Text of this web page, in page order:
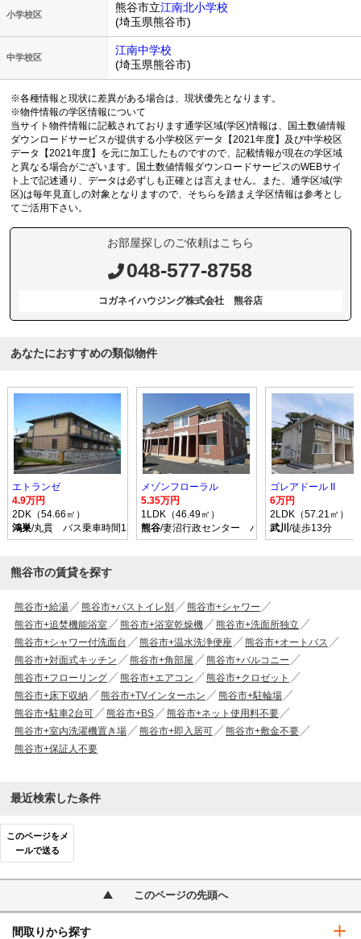
小学校区
熊谷市立江南北小学校
(埼玉県熊谷市)
中学校区
江南中学校
(埼玉県熊谷市)
※各種情報と現状に差異がある場合は、現状優先となります。
※物件情報の学区情報について
当サイト物件情報に記載されております通学区域(学区)情報は、国土数値情報
ダウンロードサービスが提供する小学校区データ【2021年度】及び中学校区
データ【2021年度】を元に加工したものですので、記載情報が現在の学区域
と異なる場合がございます。国土数値情報ダウンロードサービスのWEBサイ
ト上で記述通り、データは必ずしも正確とは言えません。また、通学区域(学
区)は毎年見直しの対象となりますので、そちらを踏まえ学区情報は参考とし
てご活用下さい。
お部屋探しのご依頼はこちら
048-577-8758
コガネイハウジング株式会社 熊谷店
あなたにおすすめの類似物件
エトランゼ
4.9万円
2DK（54.66㎡）
鴻巣/丸貫 バス乗車時間13分 停歩5分
メゾンフローラル
5.35万円
1LDK（46.49㎡）
熊谷/妻沼行政センター バス乗車時間34分 停歩
ゴレアドール II
6万円
2LDK（57.21㎡）
武川 /徒歩13分
熊谷市の賃貸を探す
熊谷市+給湯 熊谷市+バストイレ別
熊谷市+シャワー
熊谷市+追焚機能浴室
熊谷市+浴室乾燥機
熊谷市+洗面所独立
熊谷市+シャワー付洗面台
熊谷市+温水洗浄便座
熊谷市+オートバス
熊谷市+対面式キッチン
熊谷市+角部屋
熊谷市+バルコニー
熊谷市+フローリング
熊谷市+エアコン
熊谷市+クロゼット
熊谷市+床下収納
熊谷市+TVインターホン
熊谷市+駐輪場
熊谷市+駐車2台可
熊谷市+BS
熊谷市+ネット使用料不要
熊谷市+室内洗濯機置き場
熊谷市+即入居可
熊谷市+敷金不要
熊谷市+保証人不要
最近検索した条件
このページをメ
ールで送る
このページの先頭へ
間取りから探す